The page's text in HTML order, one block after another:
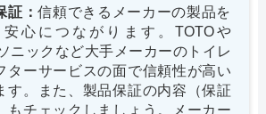
証：信頼できるメーカーの製品を
心につながります。TOTOや
ニックなど大手メーカーのトイレ
ターサービスの面で信頼性が高い
す。また、製品保証の内容（保証
もチェックしましょう。メーカー